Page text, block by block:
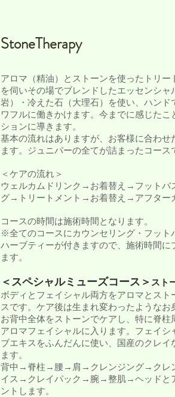
StoneTherapy
アロマ（精油）とストーンを使ったトリ
を伺いその場でブレンドしたエッセンシ
岩）・冷えた石（大理石）を使い、ハン
ワフルに働きかけます。今までに感じた
ションに導きます。
基本の流れはありますが、お客様に合わせ
ます。ジュニパーの全てが詰まったコース
＜ケアの流れ＞
ウェルカムドリンク→お着替え→フットバ
グ→トリートメント→お着替え→アフター
コースの時間は施術時間となります。
※全てのコースにカウンセリング・フット
ハーブティーが付きますので、施術時間に
ます。
＜スペシャルミューズコース＞ スト
ボディとフェイシャル両方をアロマとス
スです。 ケア後は生まれ変わったようなお
お背中全体をストーンでケアし、特に脊
アロマフェイシャルに入ります。フェイ
ブエキスをふんだんに使い、国産のクレ
ます。
背中→脊柱→腰→肩→クレンジング→クレ
イス→クレイパック→腕→整肌→ヘッドと
ントします。